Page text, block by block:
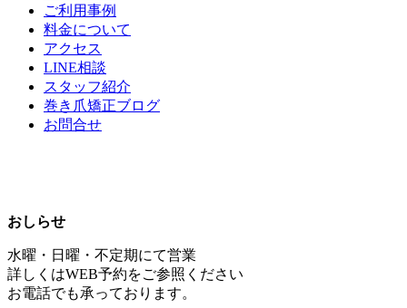
ご利用事例
料金について
アクセス
LINE相談
スタッフ紹介
巻き爪矯正ブログ
お問合せ
おしらせ
水曜・日曜・不定期にて営業
詳しくはWEB予約をご参照ください
お電話でも承っております。